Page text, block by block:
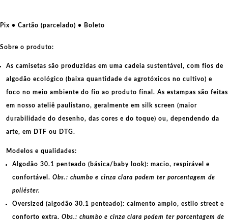
Pix • Cartão (parcelado) • Boleto
Sobre o produto:
As camisetas são produzidas em uma cadeia sustentável, com fios de
algodão ecológico (baixa quantidade de agrotóxicos no cultivo) e
foco no meio ambiente do fio ao produto final. As estampas são feitas
em nosso ateliê paulistano, geralmente em silk screen (maior
durabilidade do desenho, das cores e do toque) ou, dependendo da
arte, em DTF ou DTG.
Modelos e qualidades:
Algodão 30.1 penteado (básica/baby look): macio, respirável e
confortável. Obs.: chumbo e cinza clara podem ter porcentagem de
poliéster.
Oversized (algodão 30.1 penteado): caimento amplo, estilo street e
conforto extra. Obs.: chumbo e cinza clara podem ter porcentagem de